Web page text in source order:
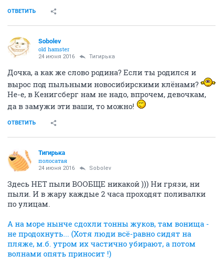
ОТВЕТИТЬ
Sobolev
old hamster
24 июня 2016 Тигирька
Дочка, а как же слово родина? Если ты родился и
вырос под пыльными новосибирскими клёнами?
Не-е, в Кенигсберг нам не надо, впрочем, девочкам,
да в замужи эти ваши, то можно!
ОТВЕТИТЬ
Тигирька
полосатая
24 июня 2016 Sobolev
Здесь НЕТ пыли ВООБЩЕ никакой ))) Ни грязи, ни
пыли. И в жару каждые 2 часа проходят поливалки
по улицам.
А на море нынче сдохли тонны жуков, там вонища -
не продохнуть... (Хотя люди всё-равно сидят на
пляже, м.б. утром их частично убирают, а потом
волнами опять приносит !)